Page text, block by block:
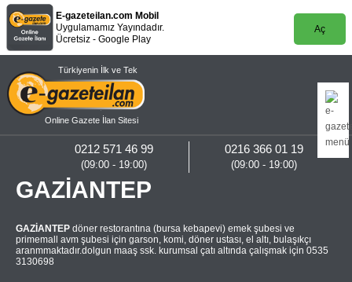
E-gazeteilan.com Mobil
Uygulamamız Yayındadır.
Ücretsiz - Google Play
Aç
Türkiyenin İlk ve Tek
Online Gazete İlan Sitesi
0216 366 01 19
(09:00 - 19:00)
0212 571 46 99
(09:00 - 19:00)
GAZİANTEP
GAZİANTEP döner restorantına (bursa kebapevi) emek şubesi ve
primemall avm şubesi için garson, komi, döner ustası, el altı, bulaşıkçı
aranmmaktadır.dolgun maaş ssk. kurumsal çatı altında çalışmak için 0535
3130698